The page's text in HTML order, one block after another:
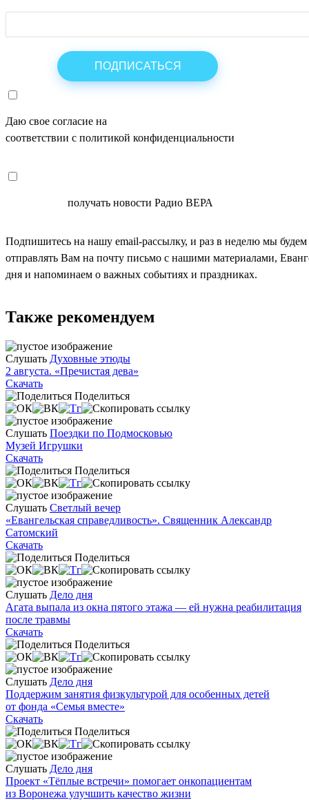
Даю свое согласие на
соответствии с политикой конфиденциальности
получать новости Радио ВЕРА
Подпишитесь на нашу email-рассылку, и раз в неделю мы будем
отправлять Вам на почту письмо с нашими материалами,
дня и напоминаем о важных событиях и праздниках.
Также рекомендуем
Слушать Духовные этюды
2 августа. «Пречистая дева»
Скачать
Поделиться
Слушать Поездки по Подмосковью
Музей Игрушки
Скачать
Поделиться
Слушать Светлый вечер
«Евангельская справедливость». Священник Александр
Сатомский
Скачать
Поделиться
Слушать Дело дня
Агата выпала из окна пятого этажа — ей нужна реабилитация
после травмы
Скачать
Поделиться
Слушать Дело дня
Поддержим занятия физкультурой для особенных детей
от фонда «Семья вместе»
Скачать
Поделиться
Слушать Дело дня
Проект «Тёплые встречи» помогает онкопациентам
из Воронежа улучшить качество жизни